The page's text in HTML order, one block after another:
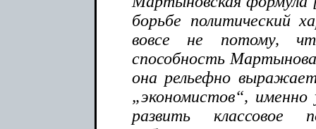
борьбе политический
вовсе не потому,
способность
она рельефно
„экономистов“,
развить классовое